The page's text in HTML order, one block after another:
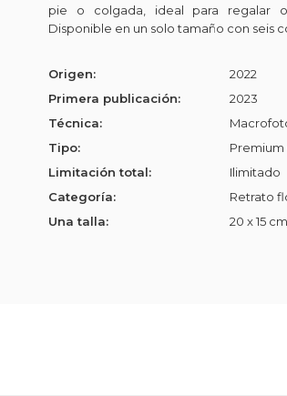
pie o colgada, ideal para regalar
Disponible en un solo tamaño con seis
Origen:
2022
Primera publicación:
2023
Técnica:
Tipo:
Premium
Limitación total:
Ilimitado
Categoría:
Retrato
Una talla:
20 x 15 cm